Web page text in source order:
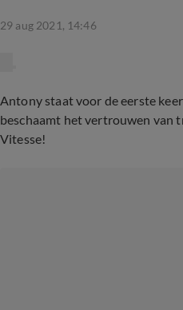
29 aug 2021, 14:46
Antony staat voor de eerste
beschaamt het vertrouwen van
Vitesse!